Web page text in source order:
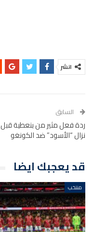
انشر
السابق
ردة فعل مثير من بنعطية قبل
نزال “الأسود” ضد الكونغو
قد يعجبك ايضا
منتخب